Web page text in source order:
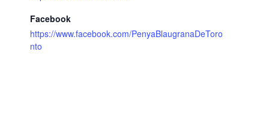
Facebook
https://www.facebook.com/PenyaBlaugranaDeToro
nto